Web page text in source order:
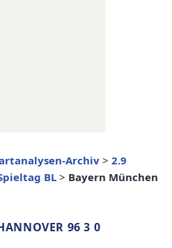
Archiv> 2.9
BL > Bayern München
96 3 0